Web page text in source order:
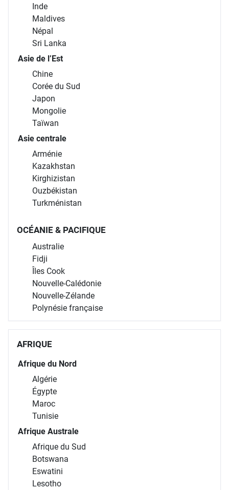
Inde
Maldives
Népal
Sri Lanka
Asie de l’Est
Chine
Corée du Sud
Japon
Mongolie
Taïwan
Asie centrale
Arménie
Kazakhstan
Kirghizistan
Ouzbékistan
Turkménistan
OCÉANIE & PACIFIQUE
Australie
Fidji
Îles Cook
Nouvelle-Calédonie
Nouvelle-Zélande
Polynésie française
AFRIQUE
Afrique du Nord
Algérie
Égypte
Maroc
Tunisie
Afrique Australe
Afrique du Sud
Botswana
Eswatini
Lesotho